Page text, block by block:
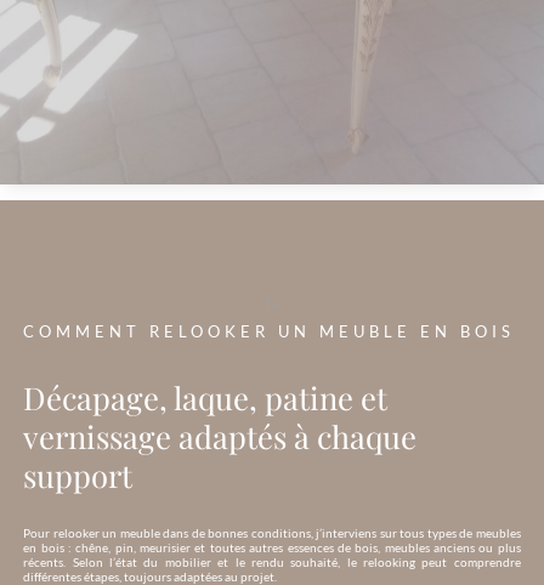
COMMENT RELOOKER UN MEUBLE EN BOIS
Décapage, laque, patine et
vernissage adaptés à chaque
support
Pour relooker un meuble dans de bonnes conditions, j’interviens sur tous types de meubles
en bois : chêne, pin, meurisier et toutes autres essences de bois, meubles anciens ou plus
récents. Selon l’état du mobilier et le rendu souhaité, le relooking peut comprendre
différentes étapes, toujours adaptées au projet.